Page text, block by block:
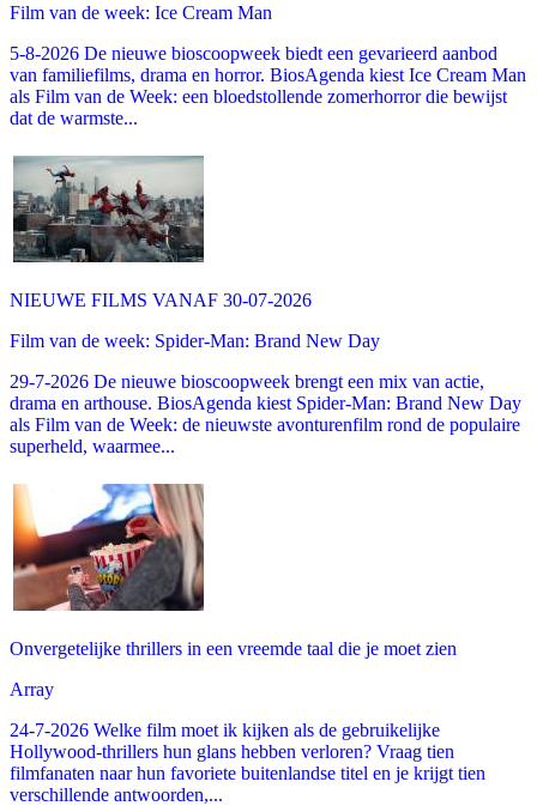
Film van de week: Ice Cream Man
5-8-2026 De nieuwe bioscoopweek biedt een gevarieerd aanbod
van familiefilms, drama en horror. BiosAgenda kiest Ice Cream Man
als Film van de Week: een bloedstollende zomerhorror die bewijst
dat de warmste...
NIEUWE FILMS VANAF 30-07-2026
Film van de week: Spider-Man: Brand New Day
29-7-2026 De nieuwe bioscoopweek brengt een mix van actie,
drama en arthouse. BiosAgenda kiest Spider-Man: Brand New Day
als Film van de Week: de nieuwste avonturenfilm rond de populaire
superheld, waarmee...
Onvergetelijke thrillers in een vreemde taal die je moet zien
Array
24-7-2026 Welke film moet ik kijken als de gebruikelijke
Hollywood-thrillers hun glans hebben verloren? Vraag tien
filmfanaten naar hun favoriete buitenlandse titel en je krijgt tien
verschillende antwoorden,...